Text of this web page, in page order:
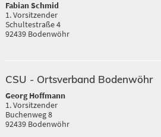
Fabian Schmid
1. Vorsitzender
Schultestraße 4
92439 Bodenwöhr
CSU - Ortsverband Bodenwöhr
Georg Hoffmann
1. Vorsitzender
Buchenweg 8
92439 Bodenwöhr